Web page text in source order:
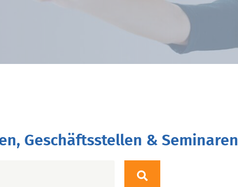
Geschäftsstellen & Seminaren